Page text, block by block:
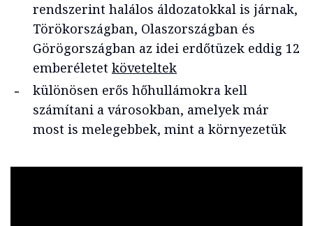
rendszerint halálos áldozatokkal is járnak,
Törökországban, Olaszországban és
Görögországban az idei erdőtüzek eddig 12
emberéletet követeltek
különösen erős hőhullámokra kell
számítani a városokban, amelyek már
most is melegebbek, mint a környezetük